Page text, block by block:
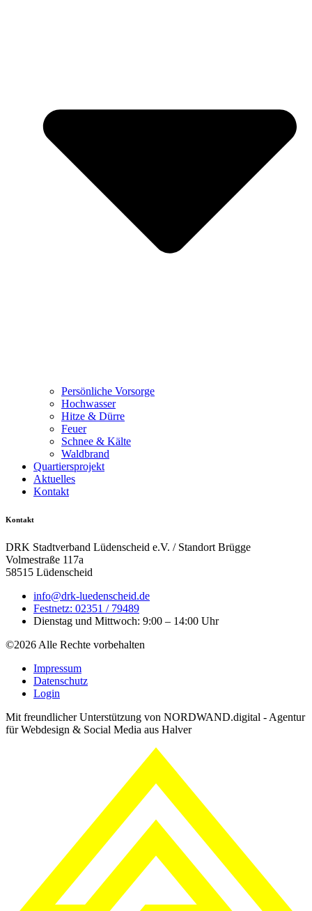
Persönliche Vorsorge
Hochwasser
Hitze & Dürre
Feuer
Schnee & Kälte
Waldbrand
Quartiersprojekt
Aktuelles
Kontakt
Kontakt
DRK Stadtverband Lüdenscheid e.V. / Standort Brügge
Volmestraße 117a
58515 Lüdenscheid
info@drk-luedenscheid.de
Festnetz: 02351 / 79489
Dienstag und Mittwoch: 9:00 – 14:00 Uhr
©2026 Alle Rechte vorbehalten
Impressum
Datenschutz
Login
Mit freundlicher Unterstützung von NORDWAND.digital - Agentur
für Webdesign & Social Media aus Halver